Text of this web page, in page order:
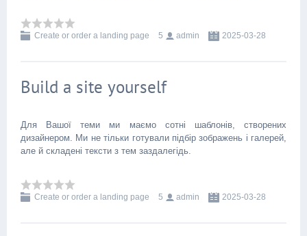
Create or order a landing page 5 admin 2025-03-28
Build a site yourself
Для Вашої теми ми маємо сотні шаблонів, створених
дизайнером. Ми не тільки готували підбір зображень і галерей,
але й складені тексти з тем заздалегідь.
Create or order a landing page 5 admin 2025-03-28